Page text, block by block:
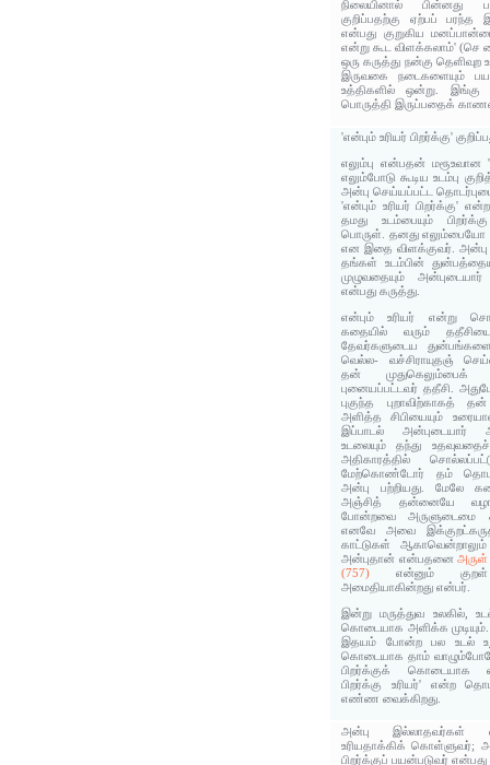
நிலையினால் பின்னது
குறிப்பதற்கு ஏற்பப் பரந்த
என்பது குறுகிய
என்று கூட விளக்கலாம்'
ஒரு கருத்து நன்கு
இருவகை நடைகளையும்
உத்திகளில் ஒன்று.
பொருத்தி இருப்பதைக்
'என்பும் உரியர் பிறர்க்கு'
எலும்பு என்பதன் மரூஉவான
எலும்போடு கூடிய உடம்பு
அன்பு செய்யப்பட்ட
'என்பும் உரியர் பிறர்க்கு'
தமது உடம்பையும்
பொருள். தனது எலும்பையோ
என இதை விளக்குவர். அன்பு
தங்கள் உடம்பின்
முழுவதையும்
என்பது கருத்து.
என்பும் உரியர் என்று
கதையில் வரும்
தேவர்களுடைய
வெல்ல- வச்சிராயுதஞ்
தன் முதுகெலும்பைக்
புனையப்பட்டவர் ததீசி.
புகுந்த புறாவிற்காகத்
அளித்த சிபியையும்
இப்பாடல் அன்புடையார்
உடலையும் தந்து
அதிகாரத்தில்
மேற்கொண்டோர் தம்
அன்பு பற்றியது. மேலே
அஞ்சித் தன்னையே
போன்றவை அருளுடைமை
எனவே அவை
காட்டுகள்
அன்புதான் என்பதனைஅருள்‌
(757) என்னும்‌ குறள்‌
அமைதியாகின்றது என்பர்.
இன்று மருத்துவ உலகில்,
கொடையாக அளிக்க
இதயம் போன்ற பல உடல்
கொடையாக தாம்
பிறர்க்குக் கொடையாக
பிறர்க்கு உரியர்' என்ற
எண்ண வைக்கிறது.
அன்பு இல்லாதவர்கள்
உரியதாக்கிக் கொள்ளுவர்;
பிறர்க்குப் பயன்படுவர்